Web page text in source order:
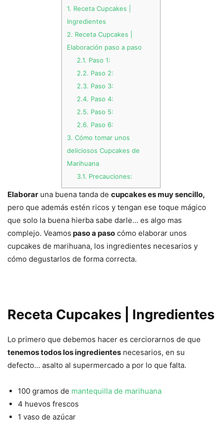
1. Receta Cupcakes |
Ingredientes
2. Receta Cupcakes |
Elaboración paso a paso
2.1. Paso 1:
2.2. Paso 2:
2.3. Paso 3:
2.4. Paso 4:
2.5. Paso 5:
2.6. Paso 6:
3. Cómo tomar unos
deliciosos Cupcakes de
Marihuana
3.1. Precauciones:
Elaborar una buena tanda de cupcakes es muy sencillo,
pero que además estén ricos y tengan ese toque mágico
que solo la buena hierba sabe darle… es algo mas
complejo. Veamos paso a paso cómo elaborar unos
cupcakes de marihuana, los ingredientes necesarios y
cómo degustarlos de forma correcta.
Receta Cupcakes | Ingredientes
Lo primero que debemos hacer es cerciorarnos de que
tenemos todos los ingredientes necesarios, en su
defecto… asalto al supermercado a por lo que falta.
100 gramos de mantequilla de marihuana
4 huevos frescos
1 vaso de azúcar